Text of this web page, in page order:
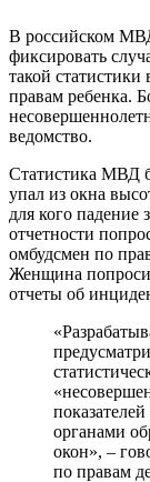
В российском МВД
фиксировать
такой
правам ребенка.
ведомство.
Статистика МВД
упал из окна
для кого падение
отчетности
омбудсмен по
Женщина
отчеты об
органами
окон», –
по правам